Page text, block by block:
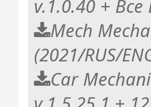
v.1.0.40 +
Mech
(2021/RUS/
Car